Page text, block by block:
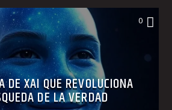
0
DE XAI QUE REVOLUCIONA
DE LA VERDAD